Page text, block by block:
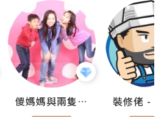
儍媽媽與兩隻小魔怪之家